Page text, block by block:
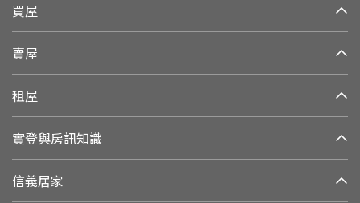
買屋
賣屋
租屋
實登與房訊知識
信義居家